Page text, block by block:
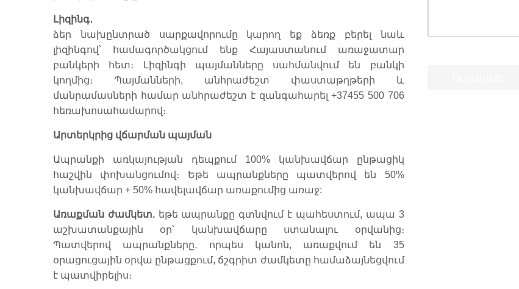
Լիզինգ․
ձեր նախընտրած սարքավորումը կարող եք ձեռք բերել նաև
լիզինգով՝ համագործակցում ենք Հայաստանում առաջատար
բանկերի հետ։ Լիզինգի պայմանները սահմանվում են բանկի
կողմից։ Պայմանների, անհրաժեշտ փաստաթղթերի և
մանրամասների համար անհրաժեշտ է զանգահարել +37455 500 706
հեռախոսահամարով։
Արտերկրից վճարման պայման
Ապրանքի առկայության դեպքում 100% կանխավճար ընթացիկ
հաշվին փոխանցումով։ Եթե ​​ապրանքները պատվերով են 50%
կանխավճար + 50% հավելավճար առաքումից առաջ:
Առաքման ժամկետ.եթե ապրանքը գտնվում է պահեստում, ապա 3
աշխատանքային օր՝ կանխավճարը ստանալու օրվանից։
Պատվերով ապրանքները, որպես կանոն, առաքվում են 35
օրացուցային օրվա ընթացքում, ճշգրիտ ժամկետը համաձայնեցվում
է պատվիրելիս։